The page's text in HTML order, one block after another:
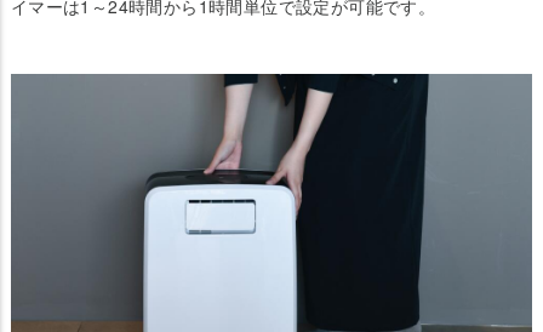
イマーは1～24時間から1時間単位で設定が可能です。